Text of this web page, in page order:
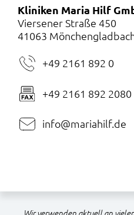
Kliniken Maria Hilf
Viersener Straße 450
41063
+49 2161 892 0
+49 2161 892 2080
info@mariahilf.de
Wir verwenden aktuell an